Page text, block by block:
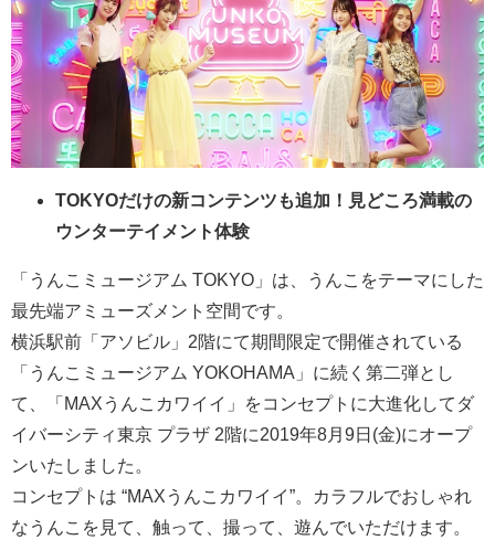
TOKYOだけの新コンテンツも追加！見どころ満載の
ウンターテイメント体験
「うんこミュージアム TOKYO」は、うんこをテーマにした
最先端アミューズメント空間です。
横浜駅前「アソビル」2階にて期間限定で開催されている
「うんこミュージアム YOKOHAMA」に続く第二弾とし
て、「MAXうんこカワイイ」をコンセプトに大進化してダ
イバーシティ東京 プラザ 2階に2019年8月9日(金)にオープ
ンいたしました。
コンセプトは “MAXうんこカワイイ”。カラフルでおしゃれ
なうんこを見て、触って、撮って、遊んでいただけます。